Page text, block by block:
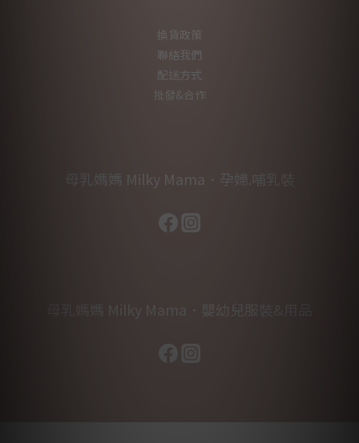
換貨政策
聯絡我們
配送方式
批發&合作
母乳媽媽 Milky Mama．孕婦.哺乳裝
母乳媽媽 Milky Mama．嬰幼兒服裝&用品